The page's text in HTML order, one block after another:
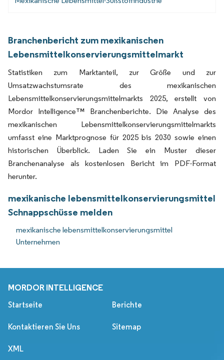
Branchenbericht zum mexikanischen
Lebensmittelkonservierungsmittelmarkt
Statistiken zum Marktanteil, zur Größe und zur
Umsatzwachstumsrate des mexikanischen
Lebensmittelkonservierungsmittelmarkts 2025, erstellt von
Mordor Intelligence™ Branchenberichte. Die Analyse des
mexikanischen Lebensmittelkonservierungsmittelmarkts
umfasst eine Marktprognose für 2025 bis 2030 sowie einen
historischen Überblick. Laden Sie ein Muster dieser
Branchenanalyse als kostenlosen Bericht im PDF-Format
herunter.
mexikanische lebensmittelkonservierungsmittel
Schnappschüsse melden
mexikanische lebensmittelkonservierungsmittel
Unternehmen
MORDOR INTELLIGENCE
Startseite Berichte
Kontaktieren Sie Uns Sitemap
XML